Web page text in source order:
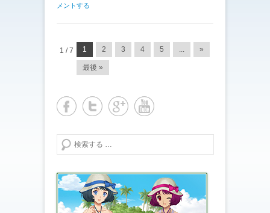
メントする
投稿ナビゲーション
1 / 7 1 2 3 4 5 ... »
最後 »
検索する